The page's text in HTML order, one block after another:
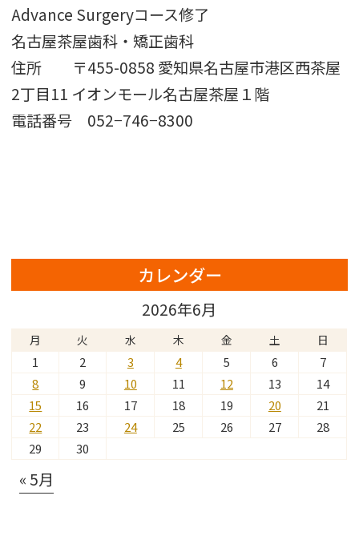
Advance Surgeryコース修了
名古屋茶屋歯科・矯正歯科
住所 〒455-0858 愛知県名古屋市港区西茶屋
2丁目11 イオンモール名古屋茶屋１階
電話番号 052−746−8300
カレンダー
2026年6月
月 火 水 木 金 土 日
1 2 3 4 5 6
7
8
9 10 11 12 13
14
15
16 17 18 19 20
21
22
23 24 25 26 27
28
29
30
« 5月